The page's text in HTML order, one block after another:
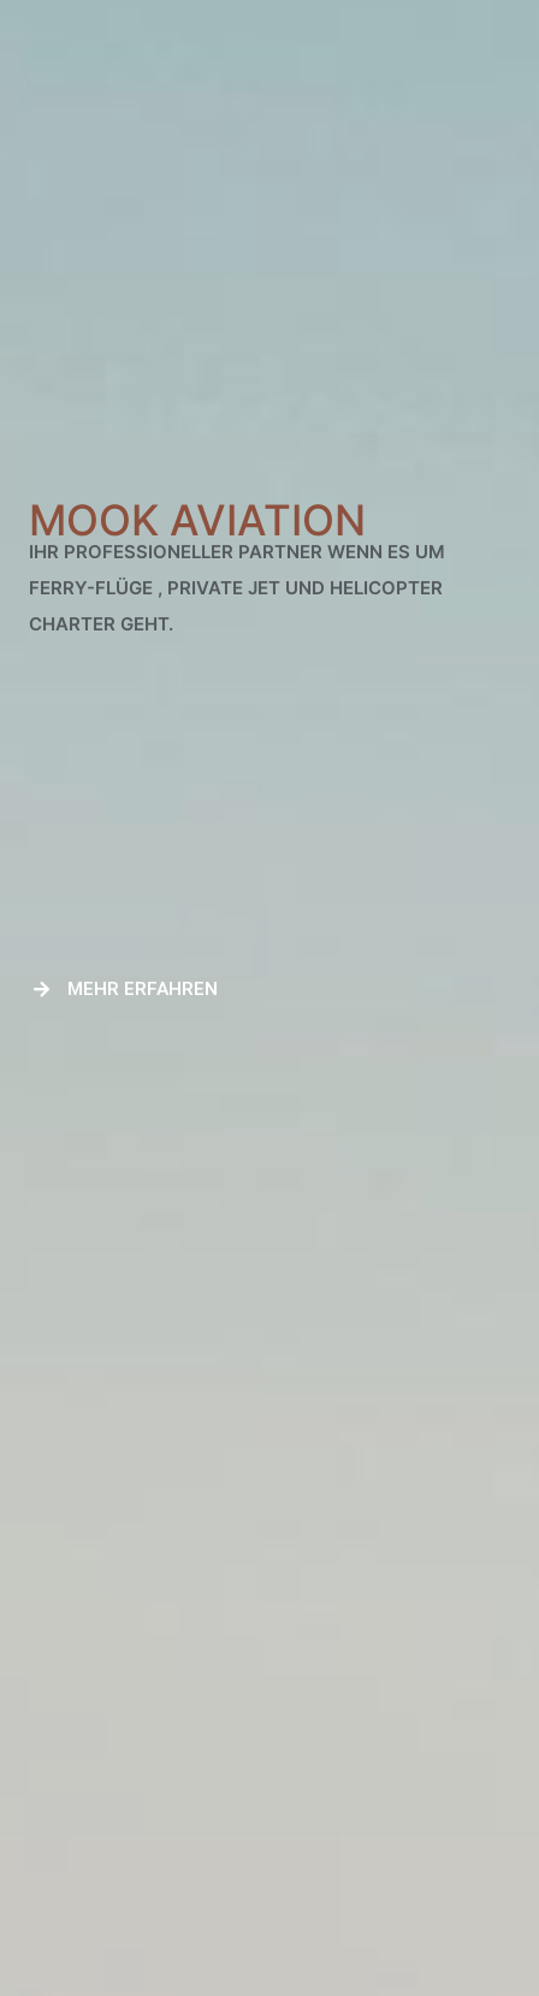
MOOK AVIATION
IHR PROFESSIONELLER PARTNER WENN ES UM
FERRY-FLÜGE , PRIVATE JET UND HELICOPTER
CHARTER GEHT.
MEHR ERFAHREN